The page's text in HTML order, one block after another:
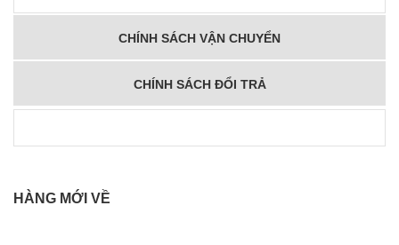
CHÍNH SÁCH VẬN CHUYỂN
CHÍNH SÁCH ĐỔI TRẢ
HÀNG MỚI VỀ